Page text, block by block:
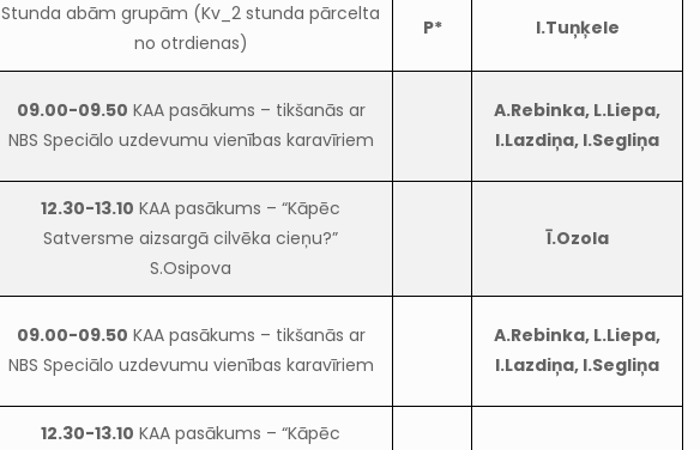
Stunda abām grupām (Kv_2 stunda pārcelta
no otrdienas)
P* I.Tuņķele
09.00-09.50 KAA pasākums – tikšanās ar
NBS Speciālo uzdevumu vienības karavīriem
A.Rebinka, L.Liepa,
I.Lazdiņa, I.Segliņa
12.30-13.10 KAA pasākums – “Kāpēc
Satversme aizsargā cilvēka cieņu?”
S.Osipova
Ī.Ozola
09.00-09.50 KAA pasākums – tikšanās ar
NBS Speciālo uzdevumu vienības karavīriem
A.Rebinka, L.Liepa,
I.Lazdiņa, I.Segliņa
12.30-13.10 KAA pasākums – “Kāpēc